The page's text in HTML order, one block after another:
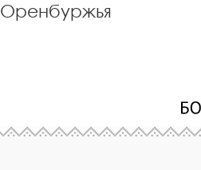
Оренбуржья